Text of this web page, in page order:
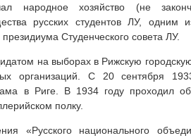
народное хозяйство (не
русских студентов ЛУ, одним
Студенческого совета ЛУ.
на выборах в Рижскую
организаций. С 20 сентября
в Риге. В 1934 году проходил
полку.
«Русского национального